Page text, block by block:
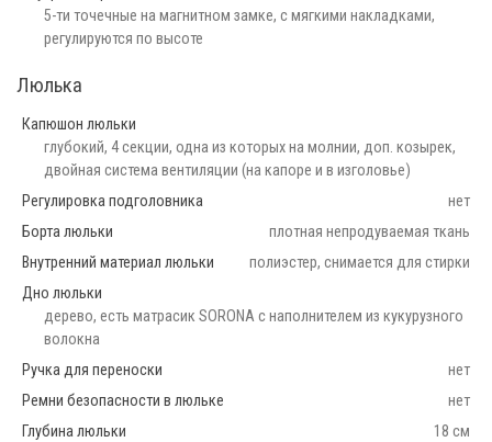
5-ти точечные на магнитном замке, с мягкими накладками,
регулируются по высоте
Люлька
Капюшон люльки
глубокий, 4 секции, одна из которых на молнии, доп. козырек,
двойная система вентиляции (на капоре и в изголовье)
Регулировка подголовника
нет
Борта люльки
плотная непродуваемая ткань
Внутренний материал люльки
полиэстер, снимается для стирки
Дно люльки
дерево, есть матрасик SORONA с наполнителем из кукурузного
волокна
Ручка для переноски
нет
Ремни безопасности в люльке
нет
Глубина люльки
18 см